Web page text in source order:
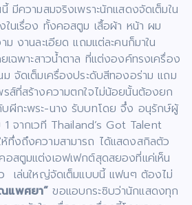
มีความสมจริงเพราะนักแสดงจัดเต็มใน
นเรื่อง ทั้งคอสตูม เสื้อผ้า หน้า ผม
งานละเอียด แถมแต่ละคนก็มาใน
เฉพาะสาวน้ำตาล ที่แต่งองค์ทรงเครื่อง
จัดเต็มเครื่องประดับสีทองอร่าม แถม
ส์ที่สร้างความตกใจไม่น้อยนั้นต้องยก
บผีกะพระ-นาง รับบทโดย จึ๋ง อนุรักษ์ผู้
จากเวที Thailand’s Got Talent
ทึ่งถึงความสามารถ ได้แสดงสกิลตัว
สตูมแต่งเอฟเฟกต์สุดสยองที่แค่เห็น
เล่นใหญ่จัดเต็มแบบนี้ แฟนๆ ต้องไม่
พศยา” ขอแอบกระซิบว่านักแสดงทุก